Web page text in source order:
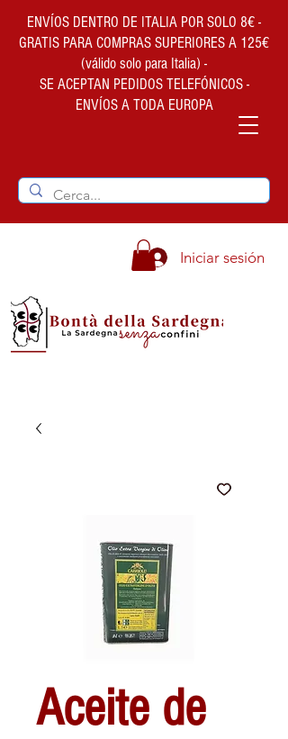
ENVÍOS DENTRO DE ITALIA POR SOLO 8€ -
GRATIS PARA COMPRAS SUPERIORES A 125€
(válido solo para Italia) -
SE ACEPTAN PEDIDOS TELEFÓNICOS -
ENVÍOS A TODA EUROPA
Iniciar sesión
Aceite de